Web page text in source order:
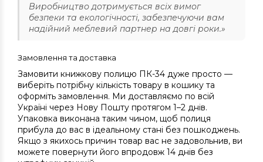
Виробництво дотримується всіх вимог
безпеки та екологічності, забезпечуючи вам
надійний меблевий партнер на довгі роки.»
Замовлення та доставка
Замовити книжкову полицю ПК-34 дуже просто —
виберіть потрібну кількість товару в кошику та
оформіть замовлення. Ми доставляємо по всій
Україні через Нову Пошту протягом 1–2 днів.
Упаковка виконана таким чином, щоб полиця
прибула до вас в ідеальному стані без пошкоджень.
Якщо з якихось причин товар вас не задовольнив, ви
можете повернути його впродовж 14 днів без